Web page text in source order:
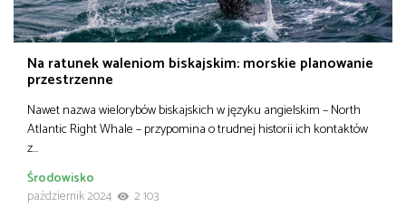
Na ratunek waleniom biskajskim: morskie planowanie
przestrzenne
Nawet nazwa wielorybów biskajskich w języku angielskim – North
Atlantic Right Whale – przypomina o trudnej historii ich kontaktów
z…
Środowisko
październik 2024
2 103